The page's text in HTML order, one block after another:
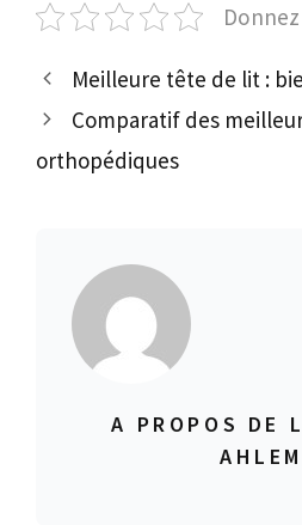
Meilleure tête de lit :
Comparatif des
orthopédiques
A PROPOS DE
AHLEM